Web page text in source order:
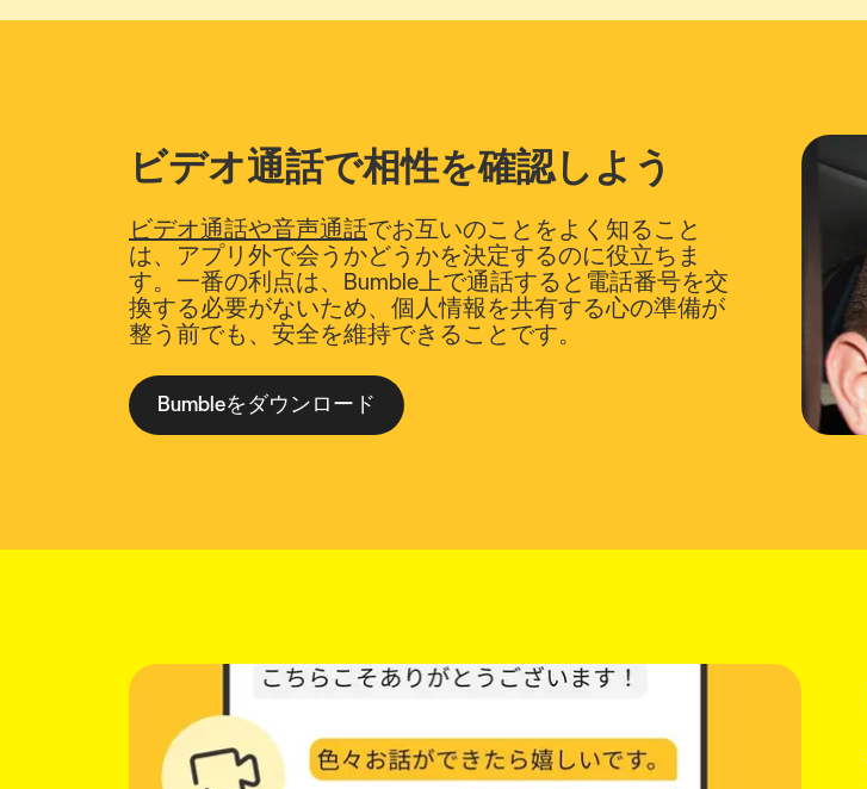
ビデオ通話で相性を確認しよう
ビデオ通話や音声通話でお互いのことをよく知ること
は、アプリ外で会うかどうかを決定するのに役立ちま
す。一番の利点は、Bumble上で通話すると電話番号を交
換する必要がないため、個人情報を共有する心の準備が
整う前でも、安全を維持できることです。
Bumbleをダウンロード